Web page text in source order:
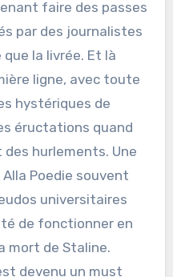
faire des passes
par des journalistes
la livrée. Et là
ligne, avec toute
hystériques de
éructations quand
hurlements. Une
Poedie souvent
universitaires
de fonctionner en
mort de Staline.
devenu un must